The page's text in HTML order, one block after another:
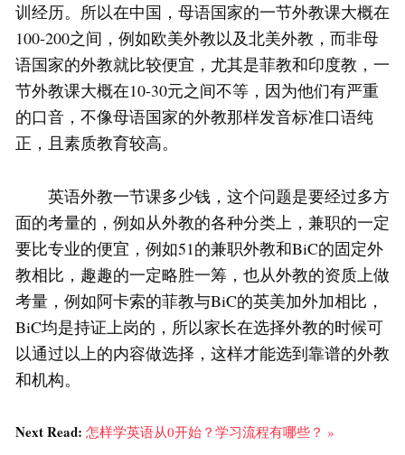
训经历。所以在中国，母语国家的一节外教课大概在
100-200之间，例如欧美外教以及北美外教，而非母
语国家的外教就比较便宜，尤其是菲教和印度教，一
节外教课大概在10-30元之间不等，因为他们有严重
的口音，不像母语国家的外教那样发音标准口语纯
正，且素质教育较高。
英语外教一节课多少钱，这个问题是要经过多方
面的考量的，例如从外教的各种分类上，兼职的一定
要比专业的便宜，例如51的兼职外教和BiC的固定外
教相比，趣趣的一定略胜一筹，也从外教的资质上做
考量，例如阿卡索的菲教与BiC的英美加外加相比，
BiC均是持证上岗的，所以家长在选择外教的时候可
以通过以上的内容做选择，这样才能选到靠谱的外教
和机构。
Next Read: 怎样学英语从0开始？学习流程有哪些？ »